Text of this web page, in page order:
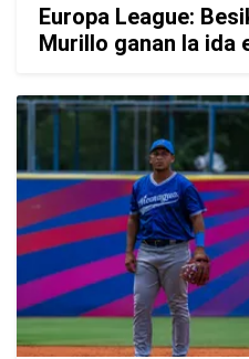
Europa League:
Murillo ganan la ida